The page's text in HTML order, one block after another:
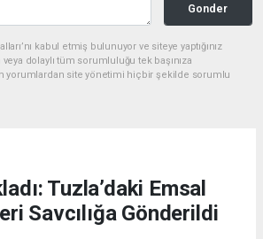
Gonder
kabul etmiş bulunuyor ve siteye yaptığınız
dolaylı tüm sorumluluğu tek başınıza
yorumlardan site yönetimi hiçbir şekilde sorumlu
Tuzla’daki Emsal
Savcılığa Gönderildi